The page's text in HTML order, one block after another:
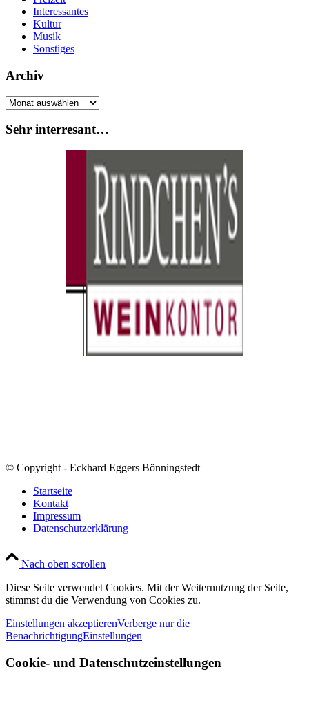
Interessantes
Kultur
Musik
Sonstiges
Archiv
Archiv
Sehr interresant…
© Copyright - Eckhard Eggers Bönningstedt
Startseite
Kontakt
Impressum
Datenschutzerklärung
Nach oben scrollen
Diese Seite verwendet Cookies. Mit der Weiternutzung der Seite,
stimmst du die Verwendung von Cookies zu.
Einstellungen akzeptierenVerberge nur die
BenachrichtigungEinstellungen
Cookie- und Datenschutzeinstellungen